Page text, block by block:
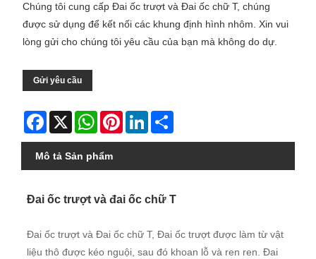
Chúng tôi cung cấp Đai ốc trượt và Đai ốc chữ T, chúng
được sử dụng để kết nối các khung định hình nhôm. Xin vui
lòng gửi cho chúng tôi yêu cầu của bạn mà không do dự.
Gửi yêu cầu
Facebook
X WhatsAppPinterestLinkedIn
Mô tả Sản phẩm
Đai ốc trượt và đai ốc chữ T
Đai ốc trượt và Đai ốc chữ T, Đai ốc trượt được làm từ vật
liệu thô được kéo nguội, sau đó khoan lỗ và ren ren. Đai